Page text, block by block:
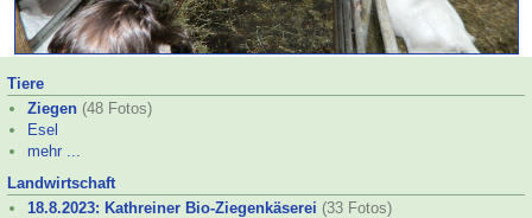
Tiere
Ziegen (48 Fotos)
Esel
mehr ...
Landwirtschaft
18.8.2023: Kathreiner Bio-Ziegenkäserei (33 Fotos)